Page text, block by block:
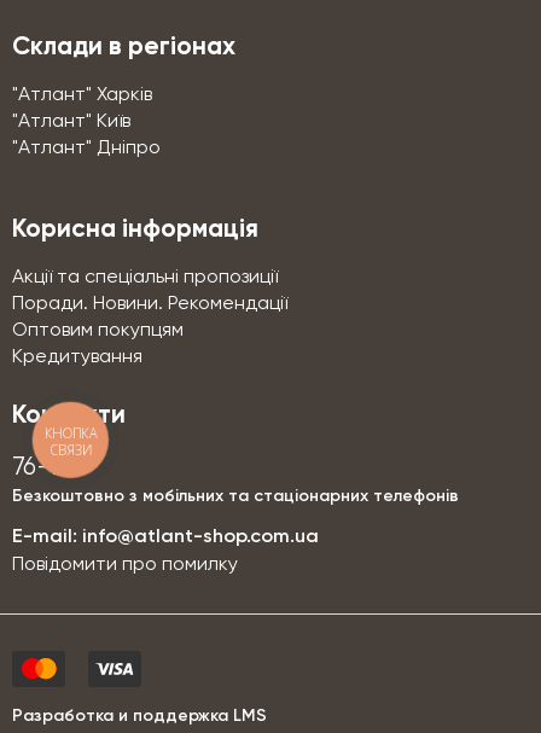
Склади в регіонах
"Атлант" Харків
"Атлант" Київ
"Атлант" Дніпро
Корисна інформація
Акції та спеціальні пропозиції
Поради. Новини. Рекомендації
Оптовим покупцям
Кредитування
Контакти
76-76
Безкоштовно з мобільних та стаціонарних телефонів
E-mail: info@atlant-shop.com.ua
Повідомити про помилку
Разработка и поддержка LMS
КНОПКА
СВЯЗИ